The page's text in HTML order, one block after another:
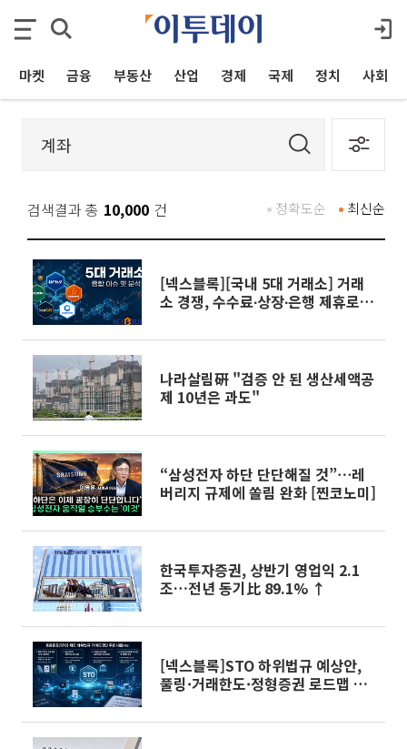
마켓 금융 부동산 산업 경제 국제 정치 사회
검색결과 총 10,000 건 최신순
정확도순
[넥스블록][국내 5대 거래소] 거래
소 경쟁, 수수료∙상장∙은행 제휴로
나라살림硏 "검증 안 된 생산세액공
제 10년은 과도"
“삼성전자 하단 단단해질 것”⋯레
버리지 규제에 쏠림 완화 [찐코노미]
한국투자증권, 상반기 영업익 2.1
조…전년 동기比 89.1% ↑
[넥스블록]STO 하위법규 예상안,
풀링·거래한도·정형증권 로드맵 제